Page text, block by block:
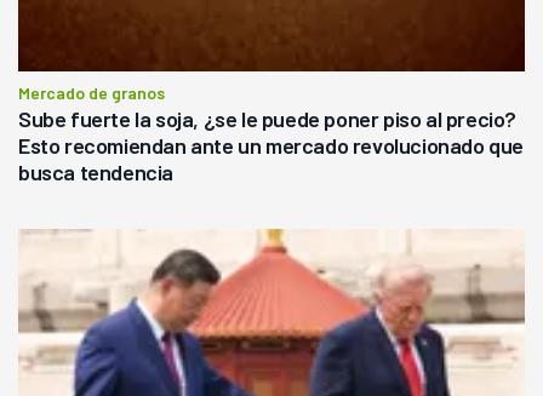
Mercado de granos
Sube fuerte la soja, ¿se le puede poner piso al precio?
Esto recomiendan ante un mercado revolucionado que
busca tendencia